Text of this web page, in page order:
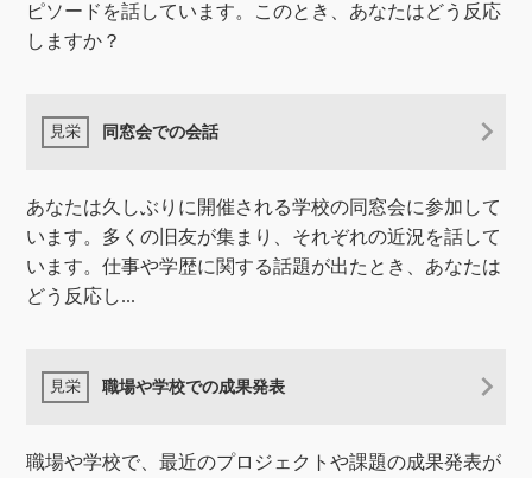
ピソードを話しています。このとき、あなたはどう反応
しますか？
同窓会での会話
あなたは久しぶりに開催される学校の同窓会に参加して
います。多くの旧友が集まり、それぞれの近況を話して
います。仕事や学歴に関する話題が出たとき、あなたは
どう反応し...
職場や学校での成果発表
職場や学校で、最近のプロジェクトや課題の成果発表が